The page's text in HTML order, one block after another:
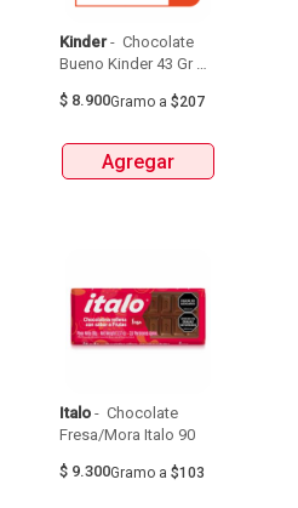
Kinder - Chocolate
Bueno Kinder 43 Gr
Avellanas
$ 8.900Gramo a $207
Agregar
Italo - Chocolate
$ 9.300Gramo a $103